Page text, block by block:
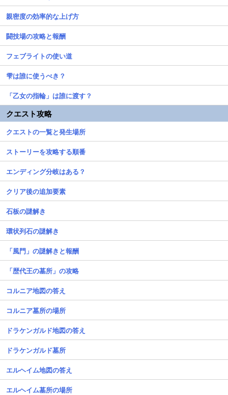
親密度の効率的な上げ方
闘技場の攻略と報酬
フェブライトの使い道
雫は誰に使うべき？
「乙女の指輪」は誰に渡す？
クエスト攻略
クエストの一覧と発生場所
ストーリーを攻略する順番
エンディング分岐はある？
クリア後の追加要素
石板の謎解き
環状列石の謎解き
「風門」の謎解きと報酬
「歴代王の墓所」の攻略
コルニア地図の答え
コルニア墓所の場所
ドラケンガルド地図の答え
ドラケンガルド墓所
エルヘイム地図の答え
エルヘイム墓所の場所